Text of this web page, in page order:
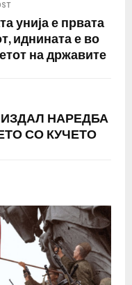
унија е првата
иднината е во
на државите
НАРЕДБА
СО КУЧЕТО